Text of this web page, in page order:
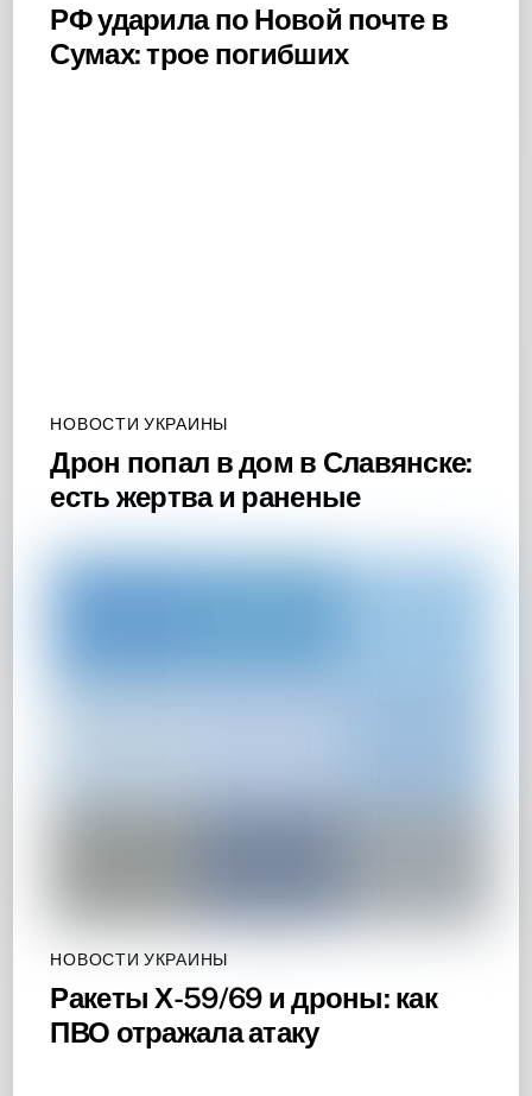
РФ ударила по Новой почте в
Сумах: трое погибших
НОВОСТИ УКРАИНЫ
Дрон попал в дом в Славянске:
есть жертва и раненые
НОВОСТИ УКРАИНЫ
Ракеты Х-59/69 и дроны: как
ПВО отражала атаку